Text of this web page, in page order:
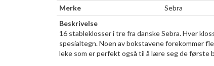
Merke
Sebra
Beskrivelse
16 stableklosser i tre fra danske Sebra. Hver
spesialtegn. Noen av bokstavene forekommer
leke som er perfekt også til å lære seg de første